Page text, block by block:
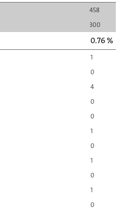
458
300
0.76 %
1
0
4
0
0
1
0
1
0
1
0